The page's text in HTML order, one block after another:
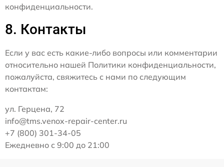
конфиденциальности.
8. Контакты
Если у вас есть какие-либо вопросы или комментарии
относительно нашей Политики конфиденциальности,
пожалуйста, свяжитесь с нами по следующим
контактам:
ул. Герцена, 72
info@tms.venox-repair-center.ru
+7 (800) 301-34-05
Ежедневно с 9:00 до 21:00